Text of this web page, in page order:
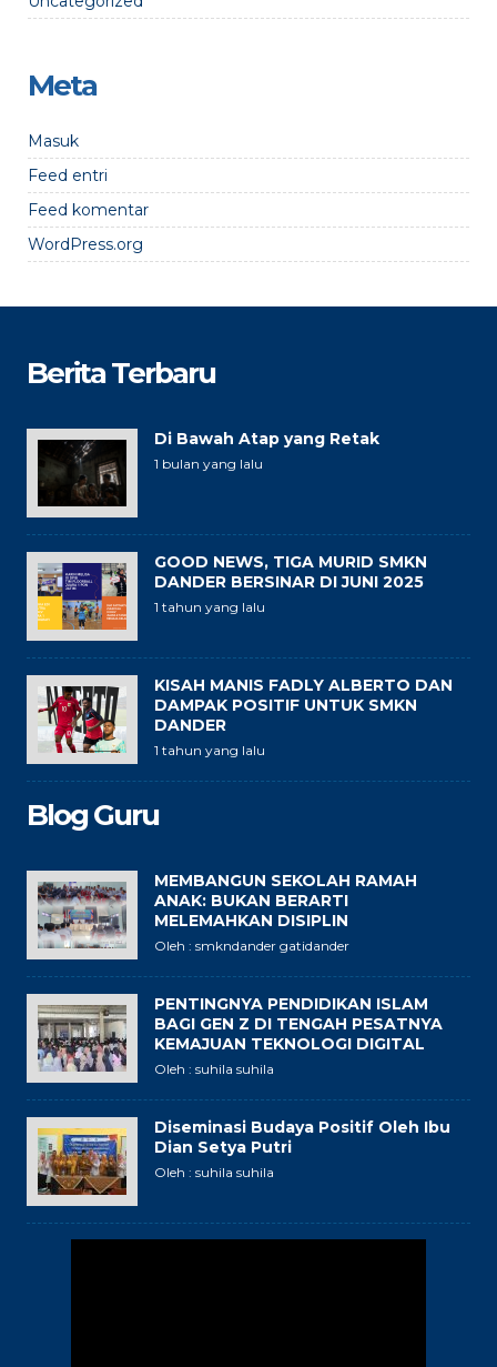
Meta
Masuk
Feed entri
Feed komentar
WordPress.org
Berita Terbaru
Di Bawah Atap yang Retak
1 bulan yang lalu
GOOD NEWS, TIGA MURID SMKN
DANDER BERSINAR DI JUNI 2025
1 tahun yang lalu
KISAH MANIS FADLY ALBERTO DAN
DAMPAK POSITIF UNTUK SMKN
DANDER
1 tahun yang lalu
Blog Guru
MEMBANGUN SEKOLAH RAMAH
ANAK: BUKAN BERARTI
MELEMAHKAN DISIPLIN
Oleh : smkndander gatidander
PENTINGNYA PENDIDIKAN ISLAM
BAGI GEN Z DI TENGAH PESATNYA
KEMAJUAN TEKNOLOGI DIGITAL
Oleh : suhila suhila
Diseminasi Budaya Positif Oleh Ibu
Dian Setya Putri
Oleh : suhila suhila